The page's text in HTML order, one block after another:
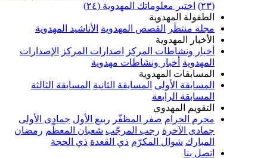
اختبر معلوماتك المهدوية (٢٤)
المهدوية
منتظَر
القصص المهدوية الأناشيد المهدوية
المهدوية
ونشاطات المركز اصدارات المركز الإصدارات
أخبار ونشاطات مهدوية
المهدوية
الأولى المسابقة الثانية المسابقة الثالثة
الرابعة
المهدوي
الحرام
صفر المظفّر ربيع الأول جمادى الأولى
رجب المرجّب شعبان المعظّم رمضان
شوال المكرّم ذي القعدة ذي الحجة